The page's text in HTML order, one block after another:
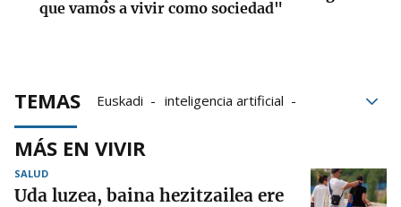
que vamos a vivir como sociedad"
TEMAS Euskadi
inteligencia artificial
AppIAI2026
MÁS EN VIVIR
SALUD
Uda luzea, baina hezitzailea ere